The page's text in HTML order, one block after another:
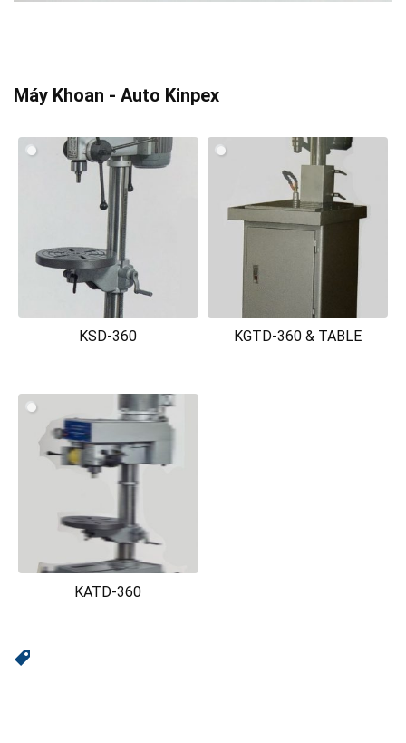
Máy Khoan - Auto Kinpex
KSD-360 KGTD-360 & TABLE
KATD-360